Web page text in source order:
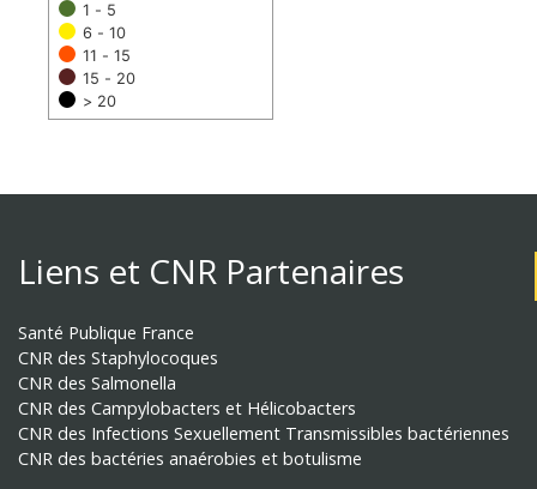
1 - 5
6 - 10
11 - 15
15 - 20
> 20
Liens et CNR Partenaires
Santé Publique France
CNR des Staphylocoques
CNR des Salmonella
CNR des Campylobacters et Hélicobacters
CNR des Infections Sexuellement Transmissibles bactériennes
CNR des bactéries anaérobies et botulisme